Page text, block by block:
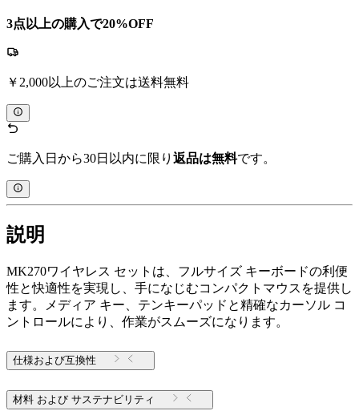
3点以上の購入で20%OFF
￥2,000以上のご注文は送料無料
ご購入日から30日以内に限り 返品は無料です。
説明
MK270ワイヤレス セットは、フルサイズ キーボードの利便
性と快適性を実現し、手になじむコンパクトマウスを提供し
ます。メディア キー、テンキーパッドと精確なカーソル コ
ントロールにより、作業がスムーズになります。
仕様および互換性
材料 および サステナビリティ